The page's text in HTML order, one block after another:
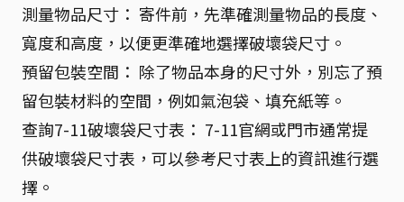
測量物品尺寸： 寄件前，先準確測量物品的長度、
寬度和高度，以便更準確地選擇破壞袋尺寸。
預留包裝空間： 除了物品本身的尺寸外，別忘了預
留包裝材料的空間，例如氣泡袋、填充紙等。
查詢7-11破壞袋尺寸表： 7-11官網或門市通常提
供破壞袋尺寸表，可以參考尺寸表上的資訊進行選
擇。